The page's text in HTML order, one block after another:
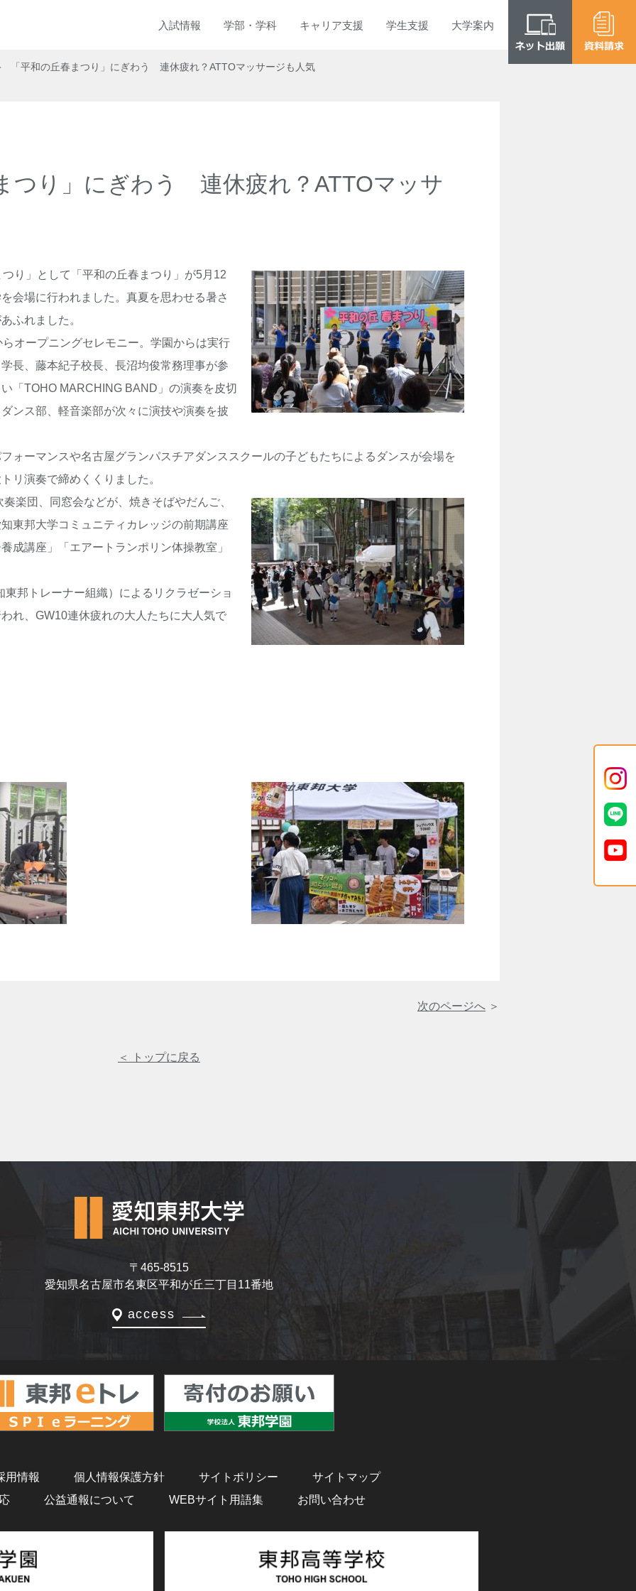
入試情報 学部 ・ 学科 キャリア支援 学生支援 大学案内
「平和の丘春まつり」にぎわう 連休疲れ？ATTOマッサージも人気
つり」にぎわう 連休疲れ？ATTOマッサ
り」として「平和の丘春まつり」が5月12
会場に行われました。真夏を思わせる暑さ
ふれました。
オープニングセレモニー。学園からは実行
長、藤本紀子校長、長沼均俊常務理事が参
「TOHO MARCHING BAND」の演奏を皮切
ンス部、軽音楽部が次々に演技や演奏を披
ーマンスや名古屋グランパスチアダンススクールの子どもたちによるダンスが会場を
リ演奏で締めくくりました。
楽団、同窓会などが、焼きそばやだんご、
東邦大学コミュニティカレッジの前期講座
成講座」「エアートランポリン体操教室」
邦トレーナー組織）によるリクラゼーショ
れ、GW10連休疲れの大人たちに大人気で
次のページへ ＞
＜ トップに戻る
〒465-8515
愛知県名古屋市名東区平和が丘三丁目11番地
access
用情報 個人情報保護方針 サイトポリシー
サイトマップ
公益通報について WEBサイト用語集 お問い合わせ